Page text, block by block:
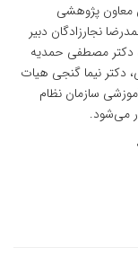
معاون پژوهشی
نجارزادگان دبیر
دکتر مصطفی حمدیه
دکتر نیما گنجی هیات
سازمان نظام